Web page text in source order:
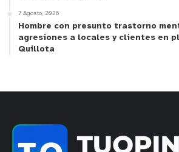
7 Agosto, 2026
Hombre con presunto trastorno
agresiones a locales y clientes en
Quillota